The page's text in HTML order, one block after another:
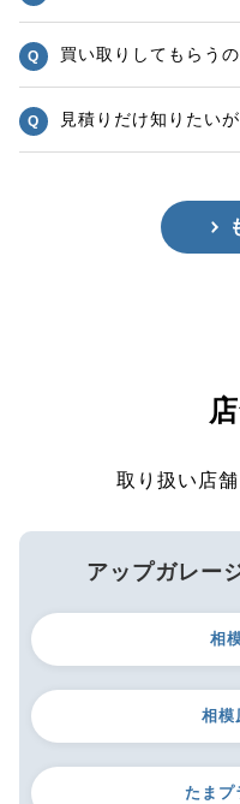
買い取りしてもらう
見積りだけ知りたい
取り扱い店
アップガレー
相
相模
たまプ